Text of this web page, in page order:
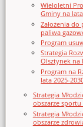
Wieloletni
Gminy na
Założenia
paliwa
Program
Strategia
Olsztynek na
Program na
lata 2025-
Strategia
obszarze sportu
Strategia
obszarze